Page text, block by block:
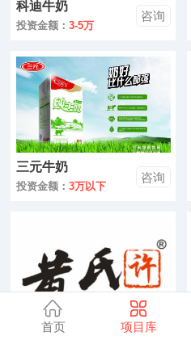
科迪牛奶
投资金额： 3-5万
咨询
三元牛奶
投资金额： 3万以下
咨询
黄氏许牛奶甜品
首页 项目库
医药
建材
环保
珠宝
美容